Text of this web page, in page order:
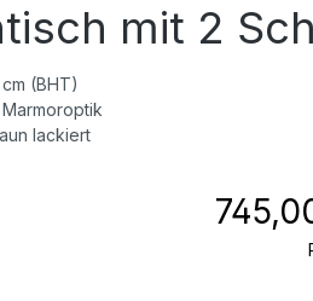
mit 2
(BHT)
lackiert